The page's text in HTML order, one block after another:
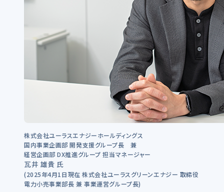
株式会社ユーラスエナジーホールディングス
国内事業企画部 開発支援グループ長 兼
経営企画部 DX推進グループ 担当マネージャー
瓦井 雄貴 氏
(2025年4月1日現在 株式会社ユーラスグリーンエナジー 取締役
電力小売事業部長 兼 事業運営グループ長)